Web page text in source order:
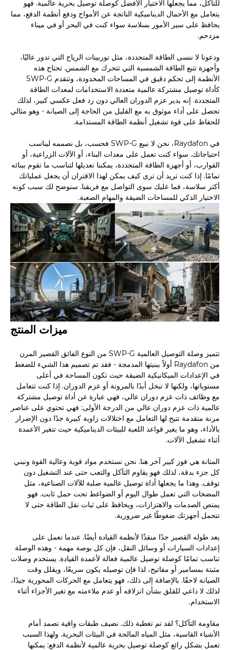
للتآكل، مما يجعلها الاختيار الأفضل كوصلة توصيل بحرية عالمية. فهو
يتعامل مع الأحمال الديناميكية الناتجة عن الأمواج ودفع أنظمة الدفع، مما
يحافظ على سير الأمور بسلاسة سواء كنت في البحر أو في ميناء
مزدحم.
ودعونا لا ننسى الطاقة المتجددة، مثل توربينات الرياح التي تدور عاليًا،
وأجهزة تتبع الطاقة الشمسية التي تتحرك مع الشمس. تحتاج هذه
الأنظمة إلى تحكم دقيق في المساحات المحدودة، وتتقدم SWP-G
كأداة توصيل مشتركة عالمية متعددة الاستخدامات لمعدات الطاقة
المتجددة. إنه يدير عزم الدوران العالي دون رد فعل عكسي كبير، لذلك
تحصل على أداء موثوق به مع القليل من الحاجة إلى الصيانة - وهو مثالي
للحفاظ على قوة تشغيل أنظمة الطاقة المستدامة.
في Raydafon، نحن لا نبيع SWP-G فحسب، بل نصممه ليناسب
احتياجاتك. سواء كنت تعمل على معدات البناء، أو الآلات الزراعية، أو
القوارب، أو أجهزة الطاقة المتجددة، يمكننا تعديلها لتناسب ما تقوم ببنائه
تمامًا. إذا كنت تريد أن ترى كيف يمكن لهذا الاقتران أن يجعل عملياتك
أكثر سلاسة، فما عليك سوى التواصل مع فريقنا. سنوضح لك سبب كونه
الاختيار الذكي للمساحات الضيقة والمهام الصعبة.
ميزات المنتج
تتميز وصلة التوصيل العالمية SWP-G من النوع الفائق القصير المرن
من Raydafon أولاً ببنيتها المدمجة - فقد تم تصميم هذا الشيء للضغط
في الإعدادات الميكانيكية الضيقة حيث تكون المساحة في أعلى
مستوياتها، ولكنها لا تبخل أبدًا بالمرونة أو عزم الدوران. إذا كنت تتعامل
مع وظائف ذات عزم دوران عالي، فهي عبارة عن أداة توصيل مشتركة
عالمية ذات عزم دوران عالي من الدرجة الأولى: فهي تحتوي على عناصر
مرنة متقدمة تتيح لها التعامل مع اختلالات زاوية كبيرة جدًا دون الإضرار
بالأداء، وهو ما يغير قواعد اللعبة للبيئات الديناميكية حيث تتغير الأعمدة
أثناء تشغيل الآلات.
المتانة هي فوز كبير آخر هنا. نحن نستخدم مواد قوية وعالية القوة ونبني
كل جزء بدقة، لذلك فهو يقاوم التآكل والتعب حتى عند التشغيل دون
توقف. وهذا ما يجعلها أداة توصيل عالمية صلبة للآلات الصناعية، مثل
المضخات التي تعمل طوال اليوم أو الضواغط تحت حمل ثابت. فهو
يمتص الصدمات والاهتزازات، ويحافظ على ثبات نقل الطاقة حتى لا
تتحمل أجهزتك ضغوطًا غير ضرورية.
يعد طوله القصير جدًا منقذًا لأنظمة القيادة أيضًا. عندما تعمل على
إعدادات السيارات أو وسائل النقل، فإن كل بوصة مهمة - وهذه الوصلة
تناسب تمامًا كوصلة توصيل عالمية فعالة لأعمدة القيادة. يستخدم وصلات
مثبتة بمسامير أو مفاتيح، لذا فإن توصيله يكون سريعًا، ويقلل وقت
الصيانة لاحقًا. بالإضافة إلى ذلك، فهو يتعامل مع الحركات المحورية جيدًا،
لذلك لا داعي للقلق بشأن انزلاقه أو عدم ملاءمته مع تغير الأجزاء أثناء
الاستخدام.
مقاومة التآكل؟ لقد تم تغطية ذلك. نضيف طبقات واقية تصمد أمام
الأشياء القاسية، مثل المياه المالحة في البيئات البحرية. ولهذا السبب
تعمل بشكل رائع كوصلة توصيل بحرية عالمية لأنظمة الدفع: يمكنها